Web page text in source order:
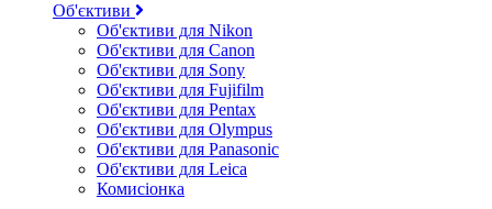
Об'єктиви
Об'єктиви для Nikon
Об'єктиви для Canon
Об'єктиви для Sony
Об'єктиви для Fujifilm
Об'єктиви для Pentax
Об'єктиви для Olympus
Об'єктиви для Panasonic
Об'єктиви для Leica
Комисіонка